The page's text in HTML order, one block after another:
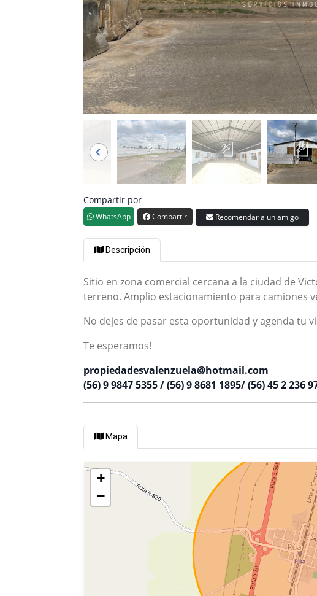
Compartir por
WhatsApp Compartir Recomendar a un amigo
Descripción
Sitio en zona comercial cercana a la ciudad de
terreno. Amplio estacionamiento para camiones
No dejes de pasar esta oportunidad y agenda tu
Te esperamos!
propiedadesvalenzuela@hotmail.com
(56) 9 9847 5355 / (56) 9 8681 1895/ (56) 45 2 236
Mapa
+
−